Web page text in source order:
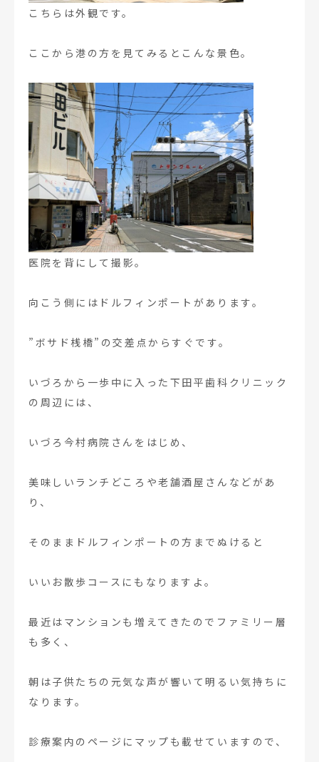
こちらは外観です。
ここから港の方を見てみるとこんな景色。
医院を背にして撮影。
向こう側にはドルフィンポートがあります。
”ボサド桟橋”の交差点からすぐです。
いづろから一歩中に入った下田平歯科クリニック
の周辺には、
いづろ今村病院さんをはじめ、
美味しいランチどころや老舗酒屋さんなどがあ
り、
そのままドルフィンポートの方までぬけると
いいお散歩コースにもなりますよ。
最近はマンションも増えてきたのでファミリー層
も多く、
朝は子供たちの元気な声が響いて明るい気持ちに
なります。
診療案内のページにマップも載せていますので、